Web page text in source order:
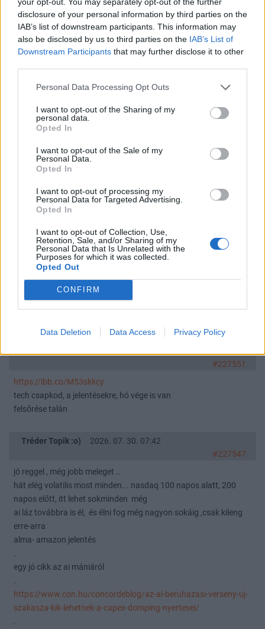
disclosure of your personal information by third parties on the
IAB’s list of downstream participants. This information may
also be disclosed by us to third parties on the IAB’s List of
Downstream Participants that may further disclose it to other
Personal Data Processing Opt Outs
I want to opt-out of the Sharing of my
personal data.
Opted In
I want to opt-out of the Sale of my
Personal Data.
Opted In
I want to opt-out of processing my
Personal Data for Targeted Advertising.
Opted In
I want to opt-out of Collection, Use,
Retention, Sale, and/or Sharing of my
Personal Data that Is Unrelated with the
Purposes for which it was collected.
Opted Out
CONFIRM
Data Deletion Data Access Privacy Policy
7.31.
M
U
Maginfláció (év/év) - előzetes júl.
2026.0
7.31.
11:
00
IT
Harmonizált fogyasztói árindex (év/
év) - előzetes
júl. 3%
2026.0 ny.
2026 2.5
2026.0 ny.
e.
US Chevron
2026 1.3
e.
US Moderna
Q2
13
2026.0 12:
Q2
2026.0 15:
45
US
Chicagói beszerzési menedzser
2026.0
16:
00
US
Michigani Egyetem fogyasztói
bizalmi index - végleges
júl.
4
#227551
https://ibb.co/M53skkcy
tech csapkod, a jelentésekre, hó vége is van
felsőrése talán
Tréder Topik :o)
2026. 07. 30. 07:42
#227547
jó reggel , még jobb meleget ..
hát elég volatilis most minden... nasdaq 100 napos alatt, 200
napos előtt, itt lehet sokminden még
ai láz továbbra is él, és élni fog még nagyon sokáig ,csak kileng
erre-arra
alma- amazon jelentés
.
egy jó cikk az ai mániáról
.
https://www.con.hu/concordeblog/az-ai-beruhazasi-verseny-uj-
szakasza-kik-lehetnek-a-capex-domping-nyertesei/
.